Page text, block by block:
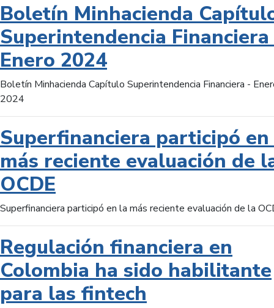
Boletín Minhacienda
Superintendencia
Enero 2024
Boletín Minhacienda Capítulo Superintendencia Financiera -
2024
Superfinanciera participó
más reciente evaluación de
OCDE
Superfinanciera participó en la más reciente evaluación de la
Regulación financiera en
Colombia ha sido habilitante
para las fintech